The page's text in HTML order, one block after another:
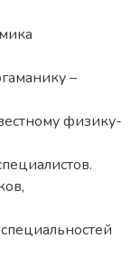
–
физику-